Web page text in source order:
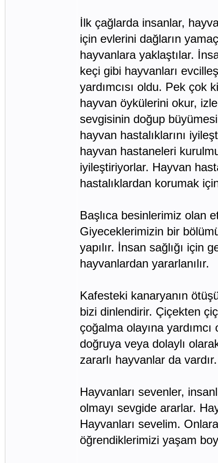
İlk çağlarda insanlar,
için evlerini dağların
hayvanlara yaklaştılar.
keçi gibi hayvanları
yardımcısı oldu. Pek çok
hayvan öykülerini okur,
sevgisinin doğup
hayvan hastalıklarını
hayvan hastaneleri
iyileştiriyorlar. Hayvan
hastalıklardan korumak
Başlıca besinlerimiz olan
Giyeceklerimizin bir
yapılır. İnsan sağlığı için
hayvanlardan yararlanılır.
Kafesteki kanaryanın
bizi dinlendirir. Çiçekten
çoğalma olayına
doğruya veya dolaylı
zararlı hayvanlar da
Hayvanları sevenler,
olmayı sevgide ararlar.
Hayvanları sevelim.
öğrendiklerimizi yaşam